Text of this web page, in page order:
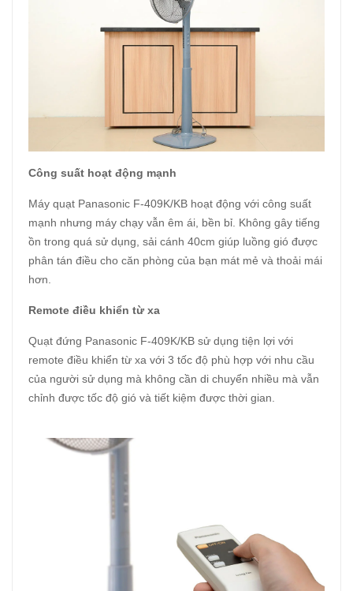
Công suất hoạt động mạnh
Máy quạt Panasonic F-409K/KB hoạt động với công suất
mạnh nhưng máy chạy vẫn êm ái, bền bỉ. Không gây tiếng
ồn trong quá sử dụng, sải cánh 40cm giúp luồng gió được
phân tán điều cho căn phòng của bạn mát mẻ và thoải mái
hơn.
Remote điều khiển từ xa
Quạt đứng Panasonic F-409K/KB sử dụng tiện lợi với
remote điều khiển từ xa với 3 tốc độ phù hợp với nhu cầu
của người sử dụng mà không cần di chuyển nhiều mà vẫn
chỉnh được tốc độ gió và tiết kiệm được thời gian.